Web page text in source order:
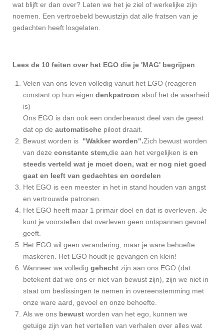
wat blijft er dan over? Laten we het je ziel of werkelijke zijn
noemen. Een vertroebeld bewustzijn dat alle fratsen van je
gedachten heeft losgelaten.
Lees de 10 feiten over het EGO die je 'MAG' begrijpen
Velen van ons leven volledig vanuit het EGO (reageren
constant op hun eigen denkpatroon alsof het de waarheid
is)
Ons EGO is dan ook een onderbewust deel van de geest
dat op de automatische piloot draait.
Bewust worden is "Wakker worden".Zich bewust worden
van deze constante stem,die aan het vergelijken is en
steeds verteld wat je moet doen, wat er nog niet goed
gaat en leeft van gedachtes en oordelen
Het EGO is een meester in het in stand houden van angst
en vertrouwde patronen.
Het EGO heeft maar 1 primair doel en dat is overleven. Je
kunt je voorstellen dat overleven geen ontspannen gevoel
geeft.
Het EGO wil geen verandering, maar je ware behoefte
maskeren. Het EGO houdt je gevangen en klein!
Wanneer we volledig gehecht zijn aan ons EGO (dat
betekent dat we ons er niet van bewust zijn), zijn we niet in
staat om beslissingen te nemen in overeenstemming met
onze ware aard, gevoel en onze behoefte.
Als we ons bewust worden van het ego, kunnen we
getuige zijn van het vertellen van verhalen over alles wat